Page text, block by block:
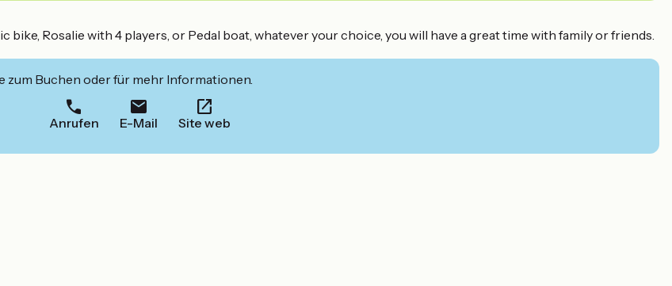
bike, Rosalie with 4 players, or Pedal boat, whatever your choice, you will have a great time with family or friends.
zum Buchen oder für mehr Informationen.
Anrufen E-Mail Site web